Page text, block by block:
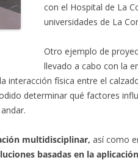
con el Hospital de La
universidades de La
Otro ejemplo de
llevado a cabo con la
interacción física entre el
determinar qué factores
multidisciplinar, así como
basadas en la